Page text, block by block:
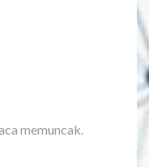
memuncak.